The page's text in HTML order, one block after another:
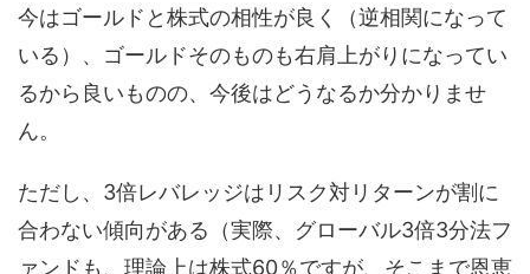
今はゴールドと株式の相性が良く（逆相関になって
いる）、ゴールドそのものも右肩上がりになってい
るから良いものの、今後はどうなるか分かりませ
ん。
ただし、3倍レバレッジはリスク対リターンが割に
合わない傾向がある（実際、グローバル3倍3分法フ
ァンドも、理論上は株式60％ですが、そこまで恩恵